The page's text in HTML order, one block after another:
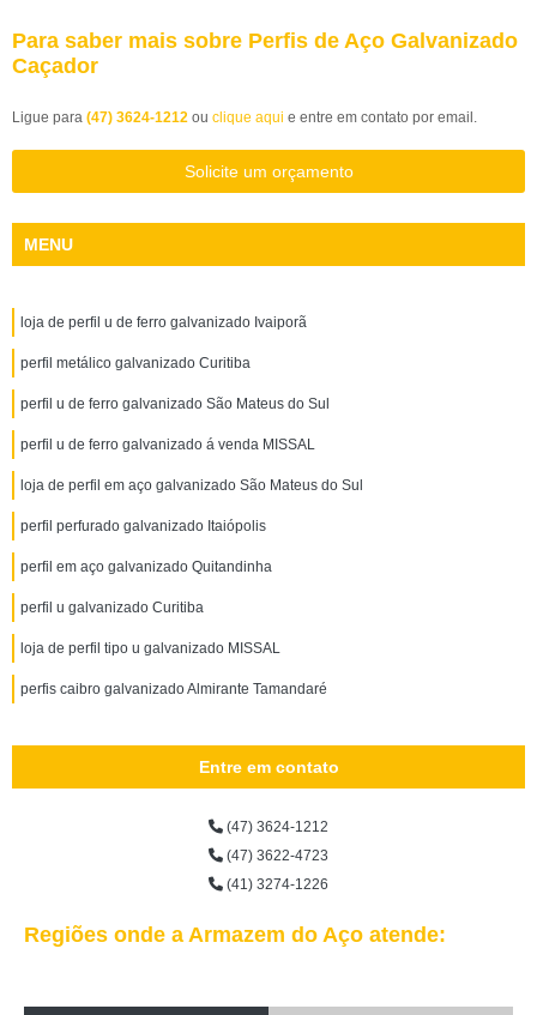
Para saber mais sobre Perfis de Aço Galvanizado
Caçador
Ligue para (47) 3624-1212 ou clique aqui e entre em contato por email.
Solicite um orçamento
MENU
loja de perfil u de ferro galvanizado Ivaiporã
perfil metálico galvanizado Curitiba
perfil u de ferro galvanizado São Mateus do Sul
perfil u de ferro galvanizado á venda MISSAL
loja de perfil em aço galvanizado São Mateus do Sul
perfil perfurado galvanizado Itaiópolis
perfil em aço galvanizado Quitandinha
perfil u galvanizado Curitiba
loja de perfil tipo u galvanizado MISSAL
perfis caibro galvanizado Almirante Tamandaré
Entre em contato
(47) 3624-1212
(47) 3622-4723
(41) 3274-1226
Regiões onde a Armazem do Aço atende: